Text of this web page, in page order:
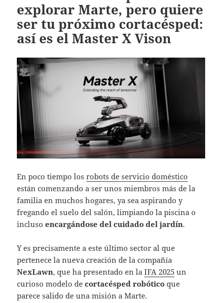
explorar Marte, pero quiere
ser tu próximo cortacésped:
así es el Master X Vison
En poco tiempo losrobots de servicio doméstico
están comenzando a ser unos miembros más de la
familia en muchos hogares, ya sea aspirando y
fregando el suelo del salón, limpiando la piscina o
inclusoencargándose del cuidado del jardín.
Y es precisamente a este último sector al que
pertenece la nueva creación de la compañía
NexLawn, que ha presentado en laIFA 2025 un
curioso modelo decortacésped robótico que
parece salido de una misión a Marte.